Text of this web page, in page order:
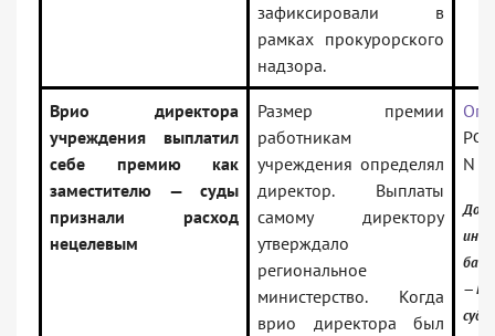
зафиксировали в
рамках прокурорского
надзора.
Врио директора
учреждения выплатил
себе премию как
заместителю — суды
признали расход
нецелевым
Размер премии
работникам
учреждения определял
директор. Выплаты
самому директору
утверждало
региональное
министерство. Когда
врио директора был
РФ
N
—
судов